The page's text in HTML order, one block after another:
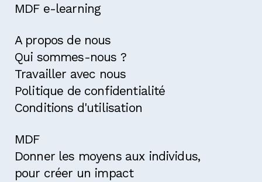
MDF e-learning
A propos de nous
Qui sommes-nous ?
Travailler avec nous
Politique de confidentialité
Conditions d'utilisation
MDF
Donner les moyens aux individus,
pour créer un impact